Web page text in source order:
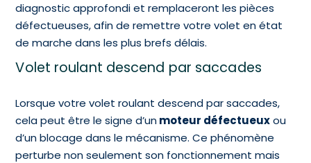
diagnostic approfondi et remplaceront les pièces
défectueuses, afin de remettre votre volet en état
de marche dans les plus brefs délais.
Volet roulant descend par saccades
Lorsque votre volet roulant descend par saccades,
cela peut être le signe d’unmoteur défectueuxou
d’un blocage dans le mécanisme. Ce phénomène
perturbe non seulement son fonctionnement mais